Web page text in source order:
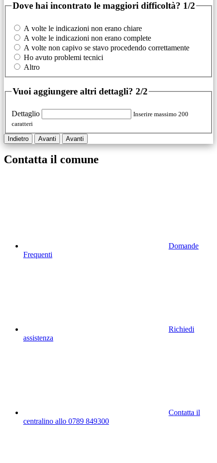
Dove hai incontrato le maggiori difficoltà? 1/2
A volte le indicazioni non erano chiare
A volte le indicazioni non erano complete
A volte non capivo se stavo procedendo correttamente
Ho avuto problemi tecnici
Altro
Vuoi aggiungere altri dettagli? 2/2
Dettaglio
Inserire massimo 200
caratteri
Indietro Avanti Avanti
Contatta il comune
Domande
Frequenti
Richiedi
assistenza
Contatta il
centralino allo 0789 849300